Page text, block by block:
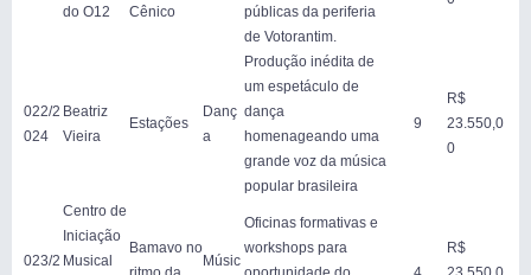
do O12
Cênico
públicas da periferia
de Votorantim.
022/2
024
Beatriz
Vieira
Estações
Danç
a
Produção inédita de
um espetáculo de
dança
homenageando uma
grande voz da música
popular brasileira
9
R$
23.550,0
0
023/2
Centro de
Iniciação
Musical
Bamavo no
Músic
Oficinas formativas e
workshops para
R$